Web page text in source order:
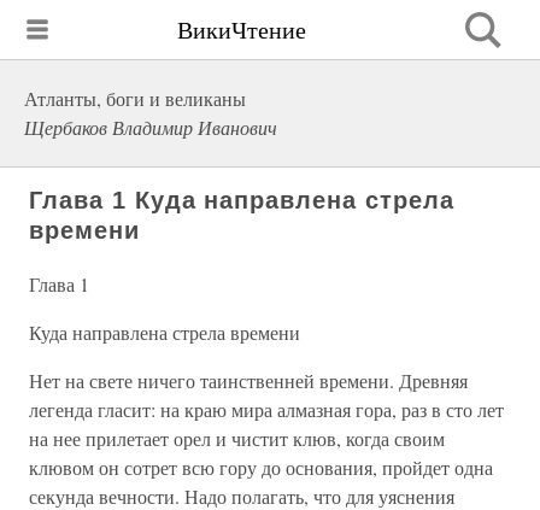
ВикиЧтение
Атланты, боги и великаны
Щербаков Владимир Иванович
Глава 1 Куда направлена стрела
времени
Глава 1
Куда направлена стрела времени
Нет на свете ничего таинственней времени. Древняя
легенда гласит: на краю мира алмазная гора, раз в сто лет
на нее прилетает орел и чистит клюв, когда своим
клювом он сотрет всю гору до основания, пройдет одна
секунда вечности. Надо полагать, что для уяснения